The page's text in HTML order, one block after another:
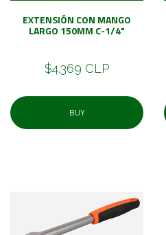
EXTENSIÓN CON MANGO
LARGO 150MM C-1/4"
$4.369 CLP
BUY